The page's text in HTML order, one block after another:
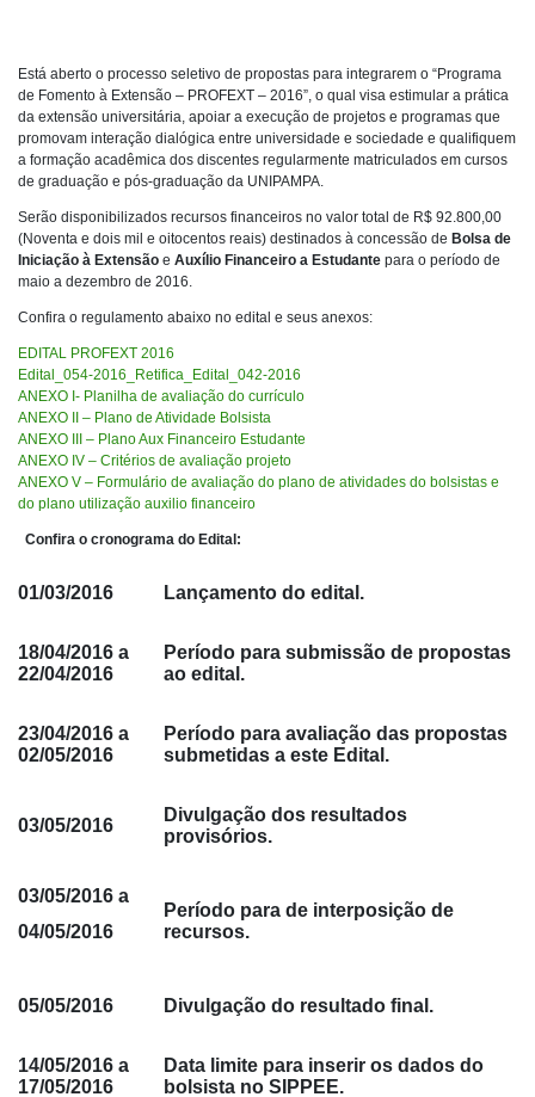
Está aberto o processo seletivo de propostas para integrarem o “Programa
de Fomento à Extensão – PROFEXT – 2016”, o qual visa estimular a prática
da extensão universitária, apoiar a execução de projetos e programas que
promovam interação dialógica entre universidade e sociedade e qualifiquem
a formação acadêmica dos discentes regularmente matriculados em cursos
de graduação e pós-graduação da UNIPAMPA.
Serão disponibilizados recursos financeiros no valor total de R$ 92.800,00
(Noventa e dois mil e oitocentos reais) destinados à concessão de Bolsa de
Iniciação à Extensão e Auxílio Financeiro a Estudante para o período de
maio a dezembro de 2016.
Confira o regulamento abaixo no edital e seus anexos:
EDITAL PROFEXT 2016
Edital_054-2016_Retifica_Edital_042-2016
ANEXO I- Planilha de avaliação do currículo
ANEXO II – Plano de Atividade Bolsista
ANEXO III – Plano Aux Financeiro Estudante
ANEXO IV – Critérios de avaliação projeto
ANEXO V – Formulário de avaliação do plano de atividades do bolsistas e
do plano utilização auxilio financeiro
Confira o cronograma do Edital:
01/03/2016 Lançamento do edital.
18/04/2016 a
22/04/2016
Período para submissão de propostas
ao edital.
23/04/2016 a
02/05/2016
Período para avaliação das propostas
submetidas a este Edital.
03/05/2016
Divulgação dos resultados
provisórios.
03/05/2016 a
04/05/2016
Período para de interposição de
recursos.
05/05/2016 Divulgação do resultado final.
14/05/2016 a
17/05/2016
Data limite para inserir os dados do
bolsista no SIPPEE.